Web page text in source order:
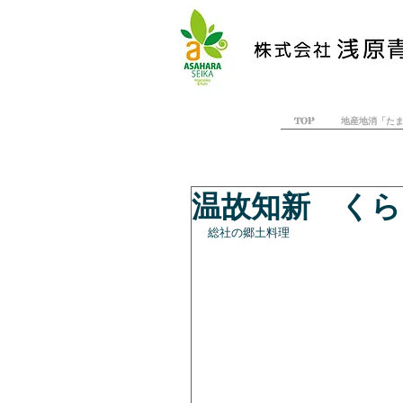
TOP 地産地消「た
温故知新 くら
総社の郷土料理